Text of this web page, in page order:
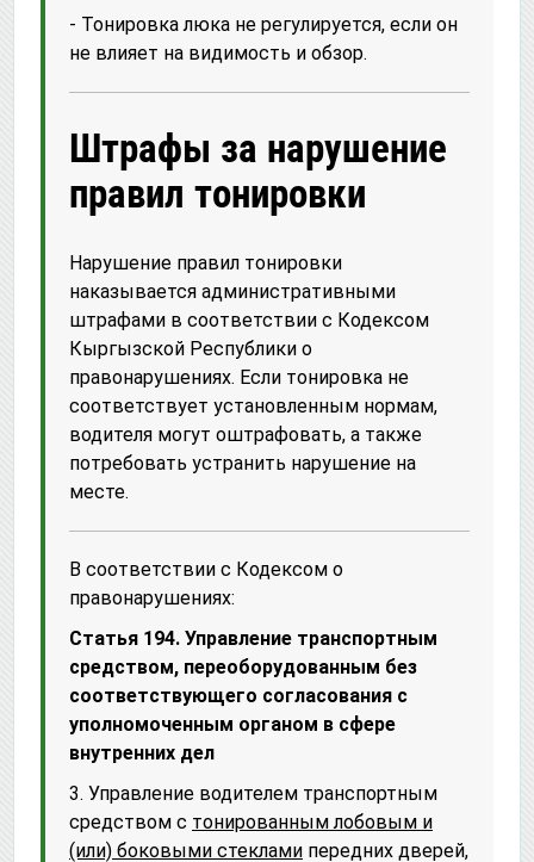
- Тонировка люка не регулируется, если он
не влияет на видимость и обзор.
Штрафы за нарушение
правил тонировки
Нарушение правил тонировки
наказывается административными
штрафами в соответствии с Кодексом
Кыргызской Республики о
правонарушениях. Если тонировка не
соответствует установленным нормам,
водителя могут оштрафовать, а также
потребовать устранить нарушение на
месте.
В соответствии с Кодексом о
правонарушениях:
Статья 194. Управление транспортным
средством, переоборудованным без
соответствующего согласования с
уполномоченным органом в сфере
внутренних дел
3. Управление водителем транспортным
средством с тонированным лобовым и
(или) боковыми стеклами передних дверей,